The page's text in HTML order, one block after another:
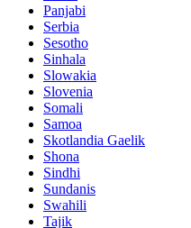
Panjabi
Serbia
Sesotho
Sinhala
Slowakia
Slovenia
Somali
Samoa
Skotlandia Gaelik
Shona
Sindhi
Sundanis
Swahili
Tajik